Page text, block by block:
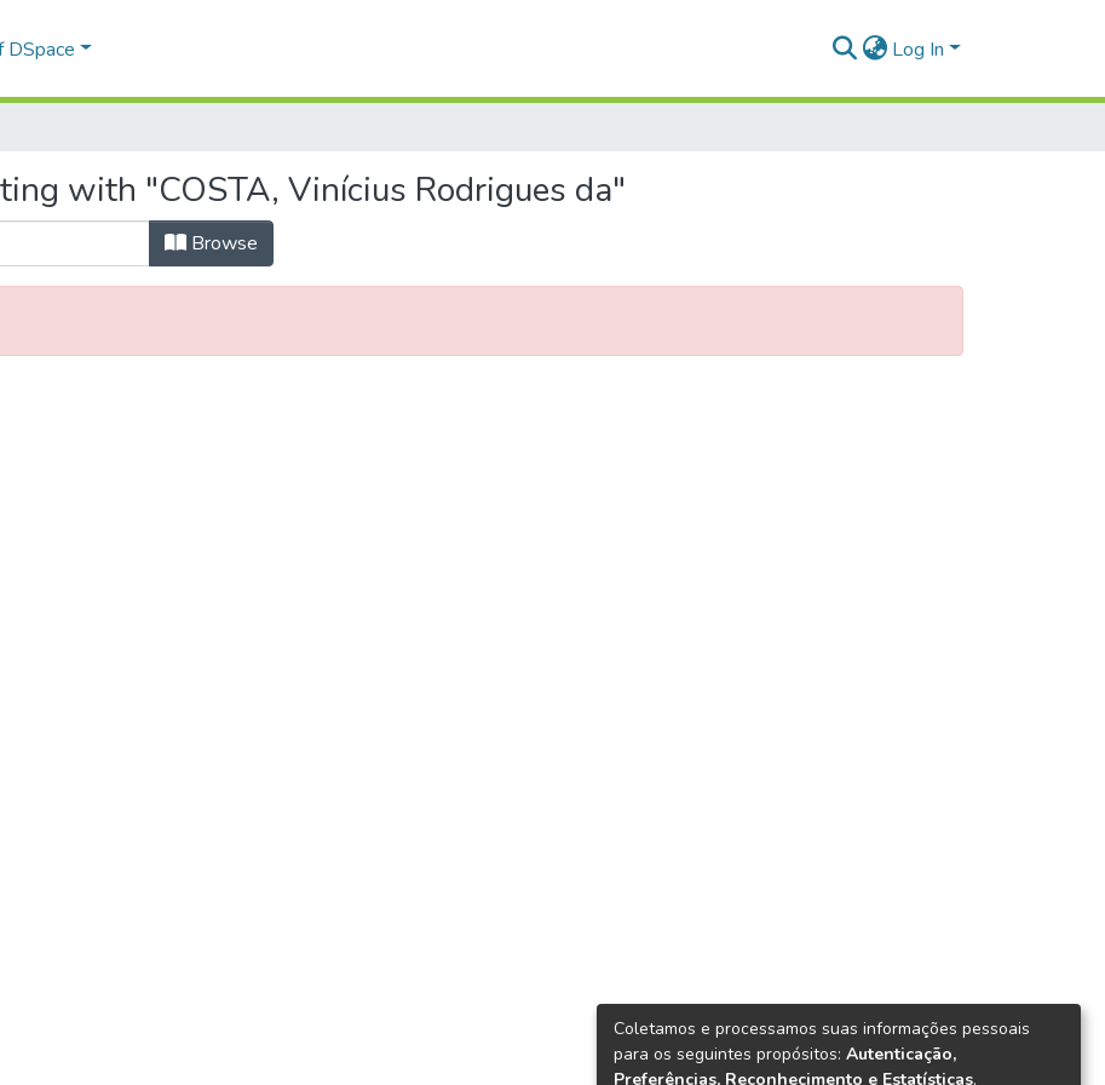
DSpace Log In
with "COSTA, Vinícius Rodrigues da"
Browse
Coletamos e processamos suas informações pessoais
para os seguintes propósitos: Autenticação,
Preferências, Reconhecimento e Estatísticas.